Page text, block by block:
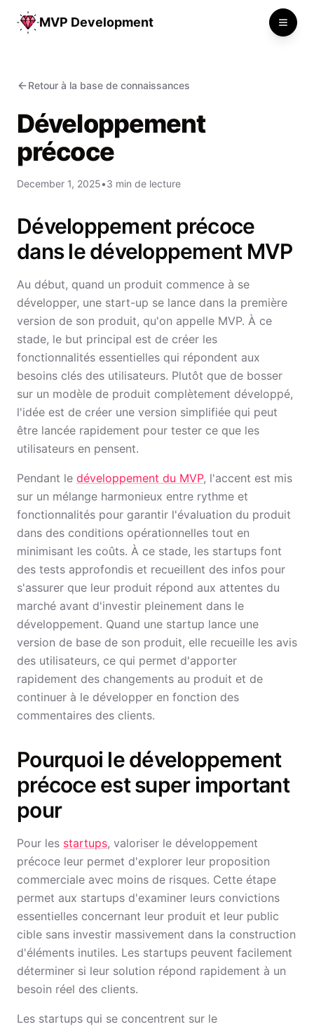
MVP Development
Retour à la base de connaissances
Développement
précoce
December 1, 2025•3 min de lecture
Développement précoce
dans le développement MVP
Au début, quand un produit commence à se
développer, une start-up se lance dans la première
version de son produit, qu'on appelle MVP. À ce
stade, le but principal est de créer les
fonctionnalités essentielles qui répondent aux
besoins clés des utilisateurs. Plutôt que de bosser
sur un modèle de produit complètement développé,
l'idée est de créer une version simplifiée qui peut
être lancée rapidement pour tester ce que les
utilisateurs en pensent.
Pendant le développement du MVP, l'accent est mis
sur un mélange harmonieux entre rythme et
fonctionnalités pour garantir l'évaluation du produit
dans des conditions opérationnelles tout en
minimisant les coûts. À ce stade, les startups font
des tests approfondis et recueillent des infos pour
s'assurer que leur produit répond aux attentes du
marché avant d'investir pleinement dans le
développement. Quand une startup lance une
version de base de son produit, elle recueille les avis
des utilisateurs, ce qui permet d'apporter
rapidement des changements au produit et de
continuer à le développer en fonction des
commentaires des clients.
Pourquoi le développement
précoce est super important
pour
Pour les startups, valoriser le développement
précoce leur permet d'explorer leur proposition
commerciale avec moins de risques. Cette étape
permet aux startups d'examiner leurs convictions
essentielles concernant leur produit et leur public
cible sans investir massivement dans la construction
d'éléments inutiles. Les startups peuvent facilement
déterminer si leur solution répond rapidement à un
besoin réel des clients.
Les startups qui se concentrent sur le